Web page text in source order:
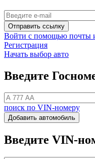
Отправить ссылку
Войти с помощью почты
Регистрация
Начать выбор авто
Введите
поиск по VIN-номеру
Добавить автомобиль
Введите VIN-